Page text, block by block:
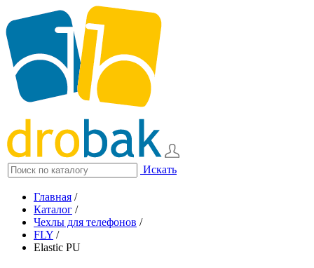
Искать
Главная /
Каталог /
Чехлы для телефонов /
FLY /
Elastic PU